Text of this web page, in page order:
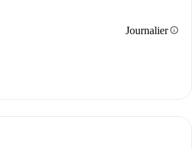
Journalierinfo